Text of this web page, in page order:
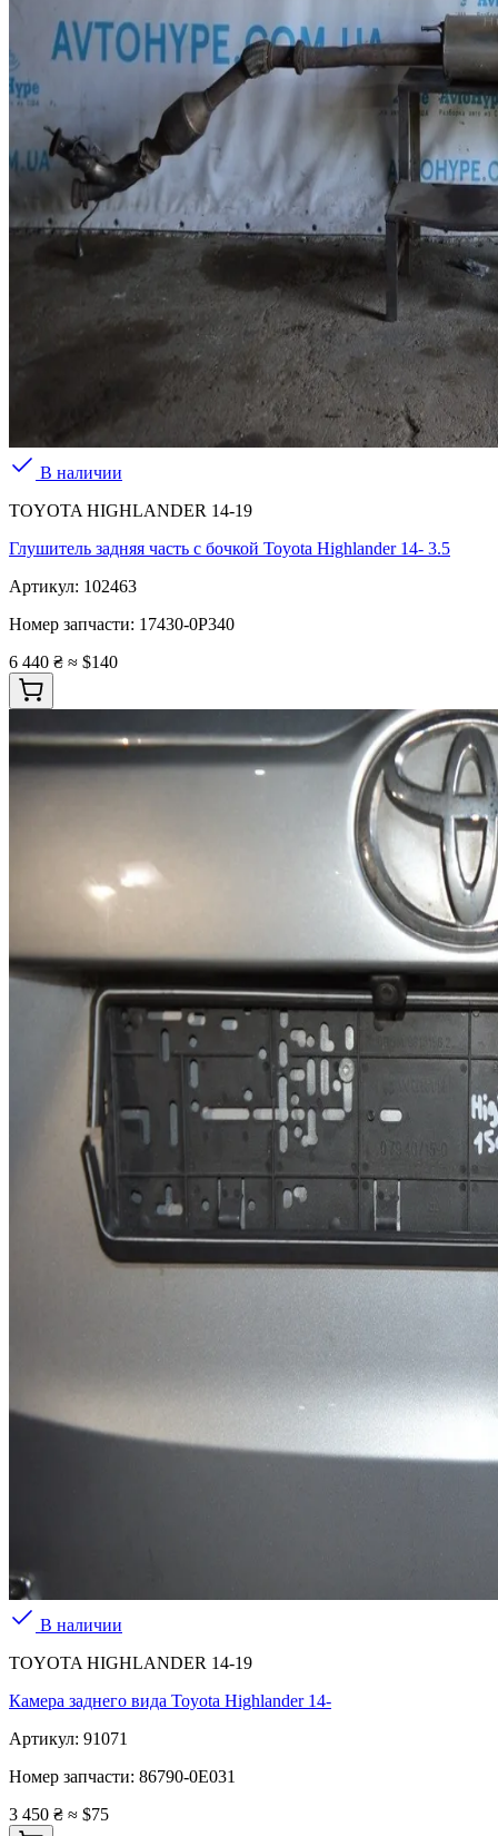
В наличии
TOYOTA HIGHLANDER 14-19
Глушитель задняя часть с бочкой Toyota Highlander 14- 3.5
Артикул: 102463
Номер запчасти: 17430-0P340
6 440 ₴ ≈ $140
В наличии
TOYOTA HIGHLANDER 14-19
Камера заднего вида Toyota Highlander 14-
Артикул: 91071
Номер запчасти: 86790-0E031
3 450 ₴ ≈ $75